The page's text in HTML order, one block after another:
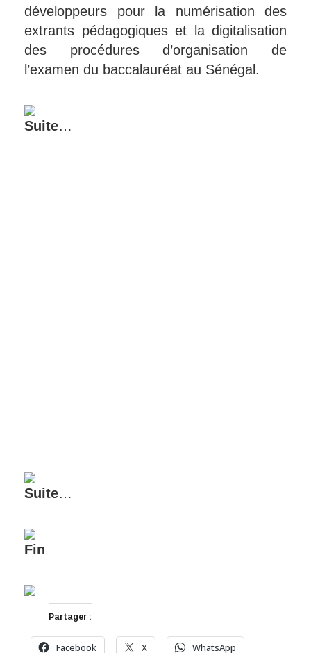
développeurs pour la numérisation des
extrants pédagogiques et la digitalisation
des procédures d’organisation de
l’examen du baccalauréat au Sénégal.
Suite…
Suite…
Fin
Partager :
Facebook X WhatsApp